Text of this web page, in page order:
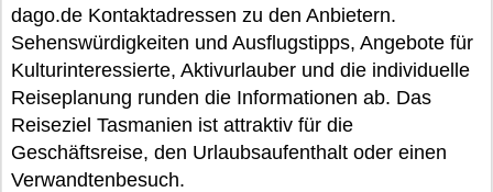
dago.de Kontaktadressen zu den Anbietern.
Sehenswürdigkeiten und Ausflugstipps, Angebote für
Kulturinteressierte, Aktivurlauber und die individuelle
Reiseplanung runden die Informationen ab. Das
Reiseziel Tasmanien ist attraktiv für die
Geschäftsreise, den Urlaubsaufenthalt oder einen
Verwandtenbesuch.